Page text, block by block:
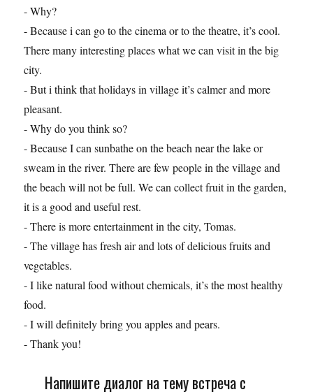
- Why?
- Because i can go to the cinema or to the theatre, it’s cool.
There many interesting places what we can visit in the big
city.
- But i think that holidays in village it’s calmer and more
pleasant.
- Why do you think so?
- Because I can sunbathe on the beach near the lake or
sweam in the river. There are few people in the village and
the beach will not be full. We can collect fruit in the garden,
it is a good and useful rest.
- There is more entertainment in the city, Tomas.
- The village has fresh air and lots of delicious fruits and
vegetables.
- I like natural food without chemicals, it’s the most healthy
food.
- I will definitely bring you apples and pears.
- Thank you!
Напишите диалог на тему встреча с